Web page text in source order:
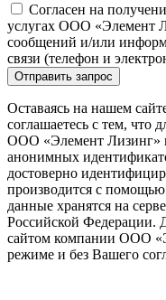
Согласен на
услугах ООО «Элемент
сообщений и/или
связи (телефон и
Отправить запрос
Оставаясь на нашем
соглашаетесь с тем, что
ООО «Элемент Лизинг»
анонимных
достоверно
производится с
данные хранятся на
Российской Федерации.
сайтом компании ООО
режиме и без Вашего